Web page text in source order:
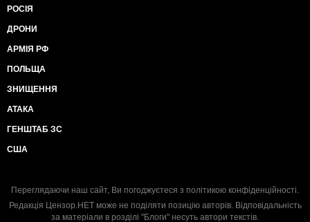
РОСІЯ
ДРОНИ
АРМІЯ РФ
ПОЛЬЩА
ЗНИЩЕННЯ
АТАКА
ГЕНШТАБ ЗС
США
Переглядаючи наш сайт, Ви погоджуєтеся з політикою конфіденційності.
Редакція Цензор.НЕТ може не поділяти позицію авторів. Відповідальність
за матеріали в розділі "Блоги" несуть автори текстів.